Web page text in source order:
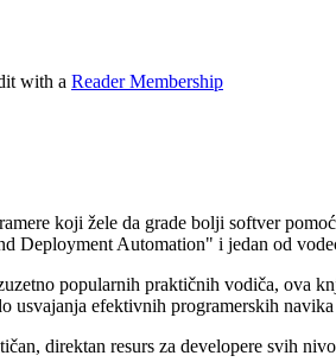
with a Reader Membership
koji žele da grade bolji softver
Deployment Automation" i jedan od
popularnih praktičnih vodiča, ova
usvajanja efektivnih programerskih
direktan resurs za developere svih